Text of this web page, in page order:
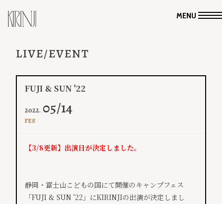
MENU
LIVE/EVENT
FUJI & SUN '22
2022. 05/14
FES
【3/8更新】出演日が決定しました。
​静岡・富士山こどもの国にて開催のキャンプフェス
「FUJI & SUN '22」にKIRINJIの出演が決定しまし